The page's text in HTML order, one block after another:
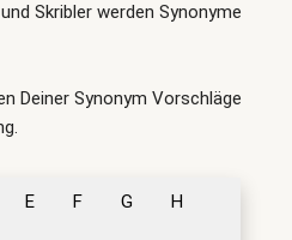
Skribler werden Synonyme
Deiner Synonym Vorschläge
E F G H